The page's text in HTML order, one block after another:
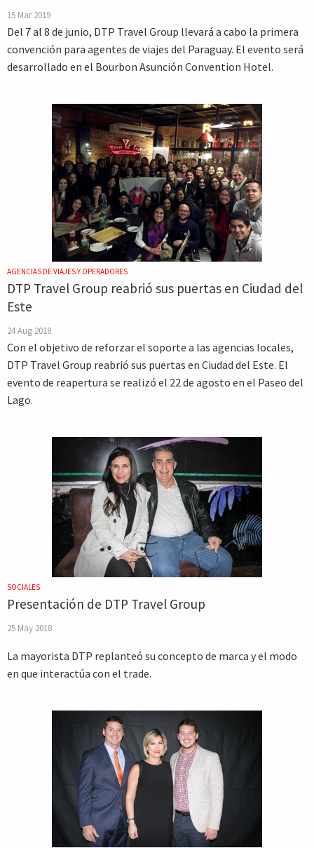
15 Mar 2019
Del 7 al 8 de junio, DTP Travel Group llevará a cabo la primera
convención para agentes de viajes del Paraguay. El evento será
desarrollado en el Bourbon Asunción Convention Hotel.
AGENCIAS DE VIAJES Y OPERADORES
DTP Travel Group reabrió sus puertas en Ciudad del
Este
24 Aug 2018
Con el objetivo de reforzar el soporte a las agencias locales,
DTP Travel Group reabrió sus puertas en Ciudad del Este. El
evento de reapertura se realizó el 22 de agosto en el Paseo del
Lago.
SOCIALES
Presentación de DTP Travel Group
25 May 2018
La mayorista DTP replanteó su concepto de marca y el modo
en que interactúa con el trade.